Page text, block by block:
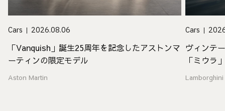
Cars 2026.08.06
「Vanquish」誕生25周年を記念したアストンマ
ーティンの限定モデル
Aston Martin
Cars
ヴィンテ
「ミウラ
Lamborghini